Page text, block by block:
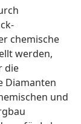
chemische
werden,
die
Diamanten
und